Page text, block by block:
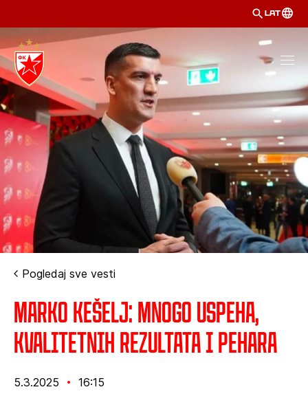
LAT
Pogledaj sve vesti
Marko Kešelj: Mnogo uspeha,
kvalitetnih rezultata i pehara
5.3.2025 16:15